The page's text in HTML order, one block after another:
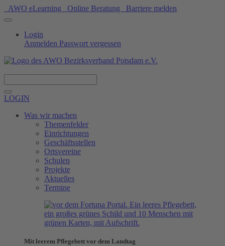
AWO eLearning Online Beratung Barriere melden
Login
Anmelden Passwort vergessen
LOGIN
Was wir machen
Themenfelder
Einrichtungen
Geschäftsstellen
Ortsvereine
Schulen
Projekte
Aktuelles
Termine
Mit leerem Pflegebett vor dem Landtag